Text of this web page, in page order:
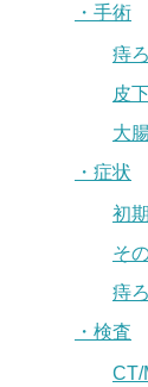
・手術
痔
皮
大
・症状
初
そ
痔
・検査
CT/